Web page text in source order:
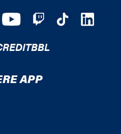
APP